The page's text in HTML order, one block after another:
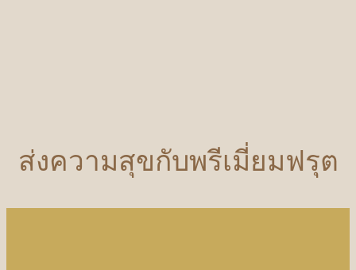
ส่งความสุขกับพรีเมี่ยมฟรุต